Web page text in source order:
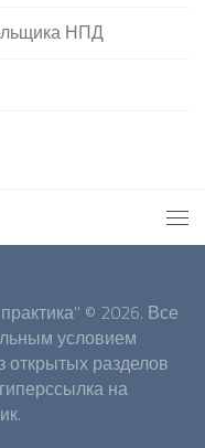
НПД
© 2026. Все
условием
разделов
на